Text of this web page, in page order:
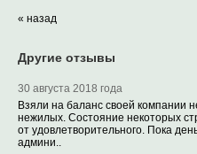
« назад
Другие отзывы
30 августа 2018 года
Взяли на баланс своей компании
нежилых. Состояние некоторых
от удовлетворительного. Пока
админи..